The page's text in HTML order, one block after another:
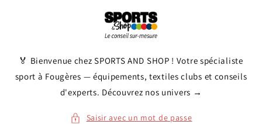
🏅 Bienvenue chez SPORTS AND SHOP ! Votre spécialiste
sport à Fougères — équipements, textiles clubs et conseils
d'experts. Découvrez nos univers →
Saisir avec un mot de passe